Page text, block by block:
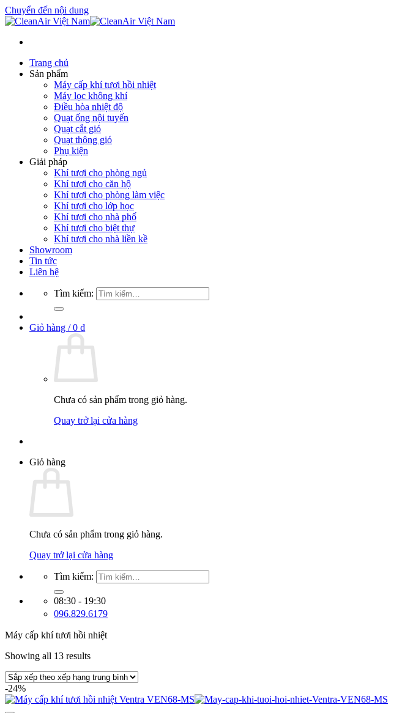
Chuyển đến nội dung
Trang chủ
Sản phẩm
Máy cấp khí tươi hồi nhiệt
Máy lọc không khí
Điều hòa nhiệt độ
Quạt ống nội tuyến
Quạt cắt gió
Quạt thông gió
Phụ kiện
Giải pháp
Khí tươi cho phòng ngủ
Khí tươi cho căn hộ
Khí tươi cho phòng làm việc
Khí tươi cho lớp học
Khí tươi cho nhà phố
Khí tươi cho biệt thự
Khí tươi cho nhà liền kề
Showroom
Tin tức
Liên hệ
Tìm kiếm:
Giỏ hàng /0 ₫
Chưa có sản phẩm trong giỏ hàng.
Quay trở lại cửa hàng
Giỏ hàng
Chưa có sản phẩm trong giỏ hàng.
Quay trở lại cửa hàng
Tìm kiếm:
08:30 - 19:30
096.829.6179
Máy cấp khí tươi hồi nhiệt
Showing all 13 results
-24%